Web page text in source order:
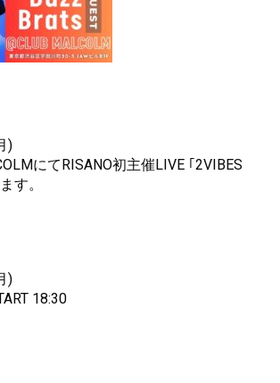
)
にてRISANO初主催LIVE ｢2VIBES
す。
)
18:30